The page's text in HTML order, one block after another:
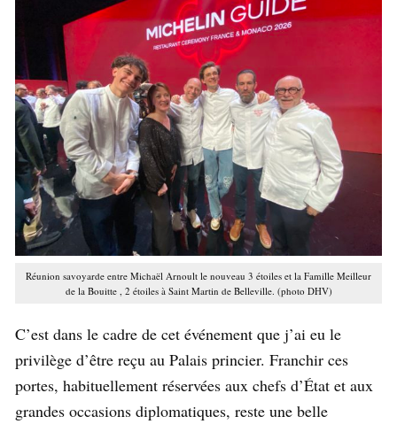
Réunion savoyarde entre Michaël Arnoult le nouveau 3 étoiles et la Famille Meilleur
de la Bouitte , 2 étoiles à Saint Martin de Belleville. (photo DHV)
C’est dans le cadre de cet événement que j’ai eu le
privilège d’être reçu au Palais princier. Franchir ces
portes, habituellement réservées aux chefs d’État et aux
grandes occasions diplomatiques, reste une belle